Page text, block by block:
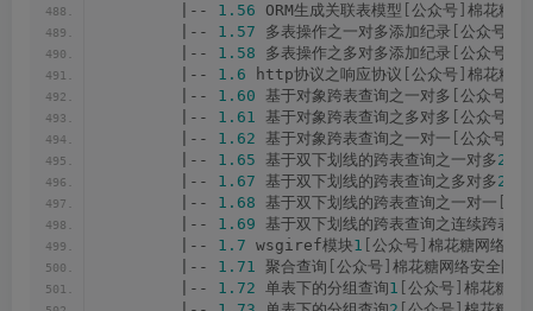
        |--
1.56 ORM生成关联表模型 公众号 棉花糖
        |--
1.57 多表操作之一对多添加纪录 公众号
        |--
1.58 多表操作之多对多添加纪录 公众号
        |--
1.6 http协议之响应协议 公众号 棉花糖
        |--
1.60 基于对象跨表查询之一对多 公众号
        |--
1.61 基于对象跨表查询之多对多 公众号
        |--
1.62 基于对象跨表查询之一对一 公众号
        |--
1.65 基于双下划线的跨表查询之一对多2
        |--
1.67 基于双下划线的跨表查询之多对多2
        |--
1.68 基于双下划线的跨表查询之一对一
        |--
1.69 基于双下划线的跨表查询之连续跨表
        |--
1.7 wsgiref模块1 公众号 棉花糖网络安
        |--
1.71 聚合查询 公众号 棉花糖网络安全圈
        |--
1.72 单表下的分组查询1 公众号 棉花糖网